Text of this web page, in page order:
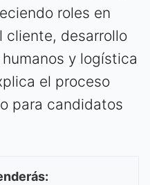
roles en
cliente, desarrollo
y logística
el proceso
para candidatos